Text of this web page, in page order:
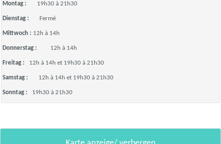
Montag : 19h30 à 21h30
Dienstag : Fermé
Mittwoch : 12h à 14h
Donnerstag : 12h à 14h
Freitag : 12h à 14h et 19h30 à 21h30
Samstag : 12h à 14h et 19h30 à 21h30
Sonntag : 19h30 à 21h30